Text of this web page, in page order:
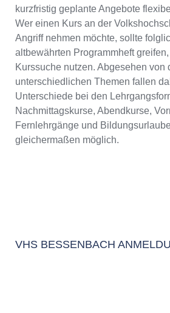
kurzfristig geplante Angebote
Wer einen Kurs an der
Angriff nehmen möchte, sollte
altbewährten Programmheft
Kurssuche nutzen. Abgesehen von
unterschiedlichen Themen fallen
Unterschiede bei den
Nachmittagskurse, Abendkurse,
Fernlehrgänge und
gleichermaßen möglich.
VHS BESSENBACH